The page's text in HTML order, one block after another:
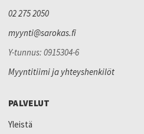
02 275 2050
myynti@sarokas.fi
Y-tunnus: 0915304-6
Myyntitiimi ja yhteyshenkilöt
PALVELUT
Yleistä